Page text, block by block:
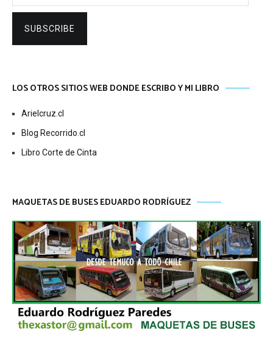
SUBSCRIBE
LOS OTROS SITIOS WEB DONDE ESCRIBO Y MI LIBRO
Arielcruz.cl
Blog Recorrido.cl
Libro Corte de Cinta
MAQUETAS DE BUSES EDUARDO RODRÍGUEZ